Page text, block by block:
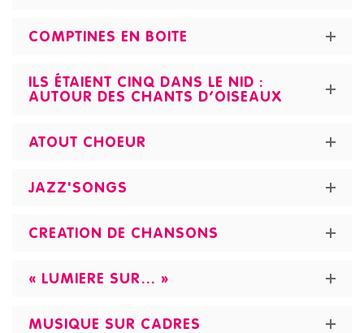
COMPTINES EN BOITE
ILS ÉTAIENT CINQ DANS LE NID :
AUTOUR DES CHANTS D’OISEAUX
ATOUT CHOEUR
JAZZ'SONGS
CREATION DE CHANSONS
« LUMIERE SUR… »
MUSIQUE SUR CADRES